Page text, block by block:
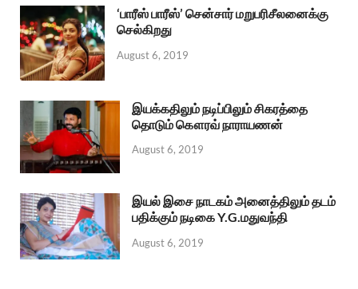
‘பாரீஸ் பாரீஸ்’ சென்சார் மறுபரிசீலனைக்கு
செல்கிறது
August 6, 2019
இயக்கதிலும் நடிப்பிலும் சிகரத்தை
தொடும் கௌரவ் நாராயணன்
August 6, 2019
இயல் இசை நாடகம் அனைத்திலும் தடம்
பதிக்கும் நடிகை Y.G.மதுவந்தி
August 6, 2019